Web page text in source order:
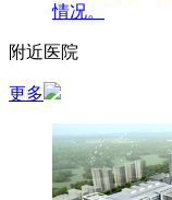
情况。
附近医院
更多